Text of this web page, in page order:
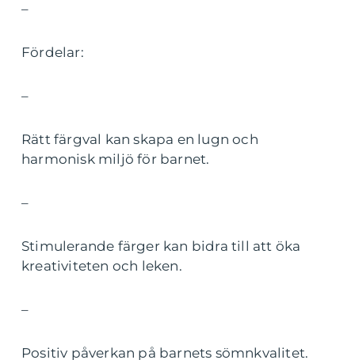
–
Fördelar:
–
Rätt färgval kan skapa en lugn och
harmonisk miljö för barnet.
–
Stimulerande färger kan bidra till att öka
kreativiteten och leken.
–
Positiv påverkan på barnets sömnkvalitet.